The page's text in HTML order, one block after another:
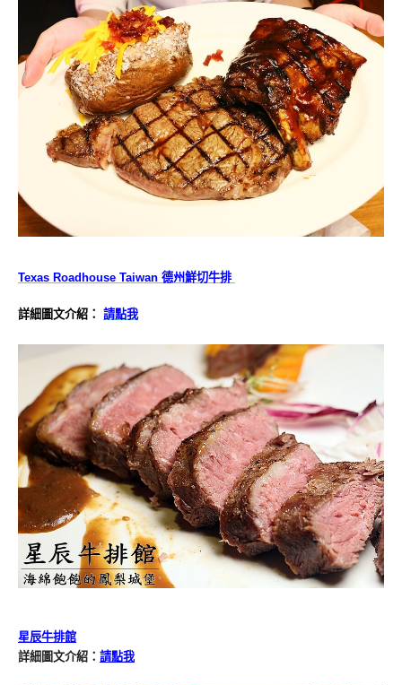
Texas Roadhouse Taiwan 德州鮮切牛排
詳細圖文介紹： 請點我
星辰牛排館
詳細圖文介紹： 請點我